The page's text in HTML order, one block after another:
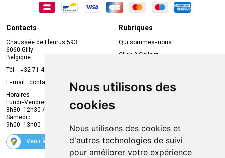
Nous utilisons des
cookies
Nous utilisons des cookies et
d'autres technologies de suivi
pour améliorer votre expérience
Contacts
Chaussée de Fleurus 593
6060 Gilly
Belgique
Tél. : +32 71 41 32 10
E-mail : contact
mvapharma.be
Horaires
Lundi-Vendredi :
8h30-12h30 / 13h30-18h30
Samedi :
9h00-13h00
Venir à la pharmacie
Rubriques
Qui sommes-nous
Click & Collect
Compte professionnel
Envoi d’ordonnance
Suivez-nous